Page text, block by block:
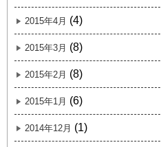
2015年4月 (4)
2015年3月 (8)
2015年2月 (8)
2015年1月 (6)
2014年12月 (1)